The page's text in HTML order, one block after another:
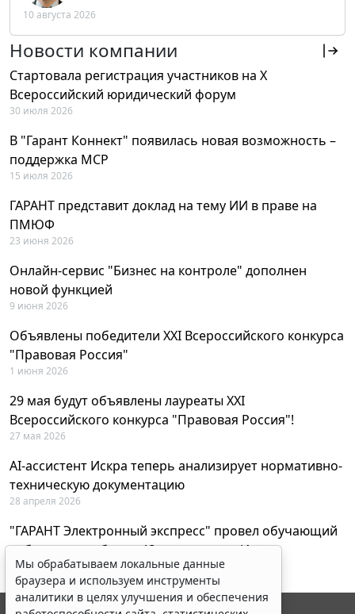
РФ
10 августа 2026
Новости компании
Стартовала регистрация участников на X
Всероссийский юридический форум
30 июля 2026
В "Гарант Коннект" появилась новая возможность –
поддержка MCP
15 июля 2026
ГАРАНТ представит доклад на тему ИИ в праве на
ПМЮФ
23 июня 2026
Онлайн-сервис "Бизнес на контроле" дополнен
новой функцией
9 июня 2026
Объявлены победители XXI Всероссийского конкурса
"Правовая Россия"
1 июня 2026
29 мая будут объявлены лауреаты XXI
Всероссийского конкурса "Правовая Россия"!
27 мая 2026
AI-ассистент Искра теперь анализирует нормативно-
техническую документацию
28 апреля 2026
"ГАРАНТ Электронный экспресс" провел обучающий
вебинар по работе с AI-ассистентом Искра
23 апреля 2026
Мы обрабатываем локальные данные
браузера и используем инструменты
аналитики в целях улучшения и обеспечения